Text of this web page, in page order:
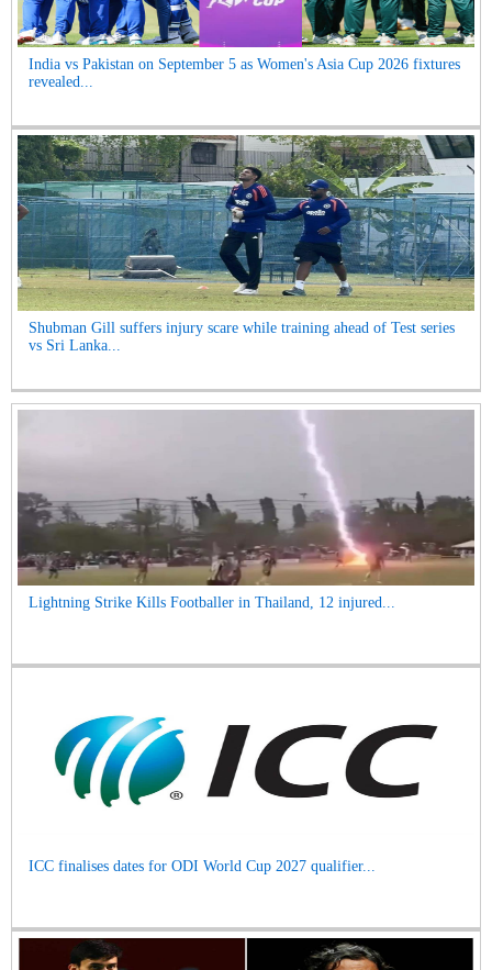
India vs Pakistan on September 5 as Women's Asia Cup 2026 fixtures
revealed...
Shubman Gill suffers injury scare while training ahead of Test series
vs Sri Lanka...
Lightning Strike Kills Footballer in Thailand, 12 injured...
ICC finalises dates for ODI World Cup 2027 qualifier...